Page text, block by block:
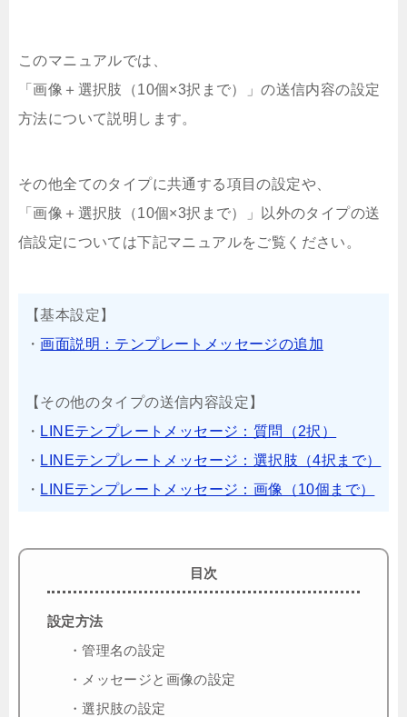
このマニュアルでは、
「画像＋選択肢（10個×3択まで）」の送信内容の設定
方法について説明します。
その他全てのタイプに共通する項目の設定や、
「画像＋選択肢（10個×3択まで）」以外のタイプの送
信設定については下記マニュアルをご覧ください。
【基本設定】
・画面説明：テンプレートメッセージの追加
【その他のタイプの送信内容設定】
・ LINEテンプレートメッセージ：質問（2択）
・ LINEテンプレートメッセージ：選択肢（4択まで）
・ LINEテンプレートメッセージ：画像（10個まで）
目次
設定方法
・管理名の設定
・メッセージと画像の設定
・選択肢の設定